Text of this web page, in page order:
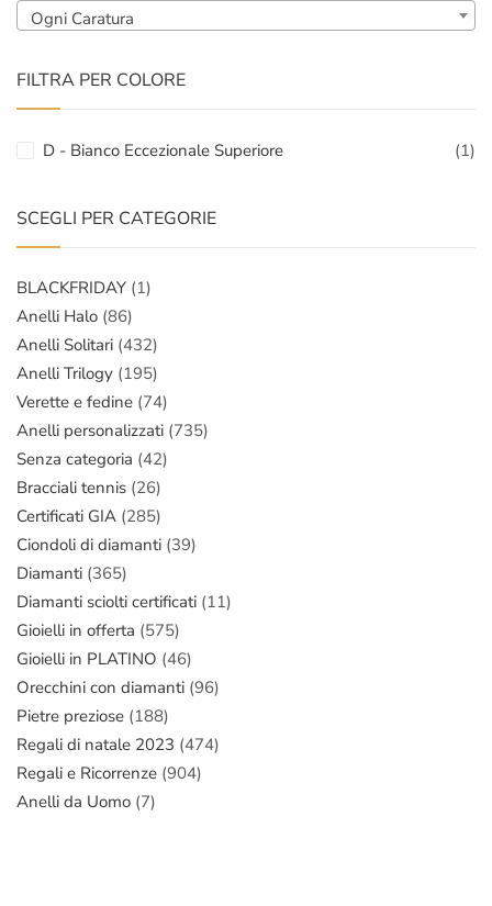
Ogni Caratura
FILTRA PER COLORE
D - Bianco Eccezionale Superiore (1)
SCEGLI PER CATEGORIE
BLACKFRIDAY (1)
Anelli Halo (86)
Anelli Solitari (432)
Anelli Trilogy (195)
Verette e fedine (74)
Anelli personalizzati (735)
Senza categoria (42)
Bracciali tennis (26)
Certificati GIA (285)
Ciondoli di diamanti (39)
Diamanti (365)
Diamanti sciolti certificati (11)
Gioielli in offerta (575)
Gioielli in PLATINO (46)
Orecchini con diamanti (96)
Pietre preziose (188)
Regali di natale 2023 (474)
Regali e Ricorrenze (904)
Anelli da Uomo (7)